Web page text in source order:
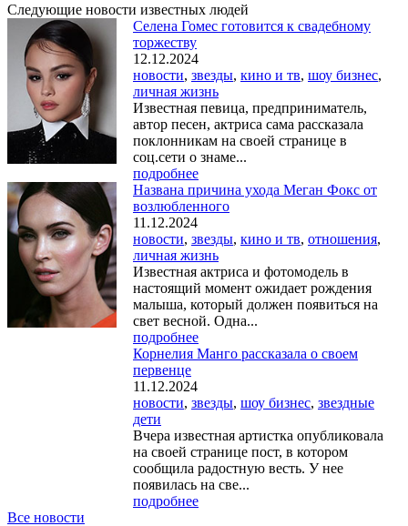
Следующие новости известных людей
Селена Гомес готовится к свадебному
торжеству
12.12.2024
новости, звезды, кино и тв, шоу бизнес,
личная жизнь
Известная певица, предприниматель,
автор песен, актриса сама рассказала
поклонникам на своей странице в
соц.сети о знаме...
подробнее
Названа причина ухода Меган Фокс от
возлюбленного
11.12.2024
новости, звезды, кино и тв, отношения,
личная жизнь
Известная актриса и фотомодель в
настоящий момент ожидает рождения
малыша, который должен появиться на
свет весной. Одна...
подробнее
Корнелия Манго рассказала о своем
первенце
11.12.2024
новости, звезды, шоу бизнес, звездные
дети
Вчера известная артистка опубликовала
на своей странице пост, в котором
сообщила радостную весть. У нее
появилась на све...
подробнее
Все новости